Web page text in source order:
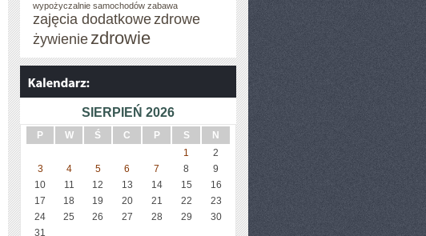
wypożyczalnie samochodów zabawa
zajęcia dodatkowezdrowe
żywienie zdrowie
SIERPIEŃ 2026
P W Ś C P S
N
1
2
3
4 5 6 7 8
9
10
11 12 13 14 15
16
17
18 19 20 21 22
23
24
25 26 27 28 29
30
31